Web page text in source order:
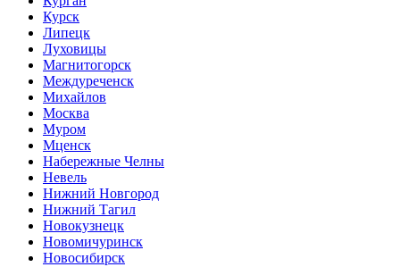
Курск
Липецк
Луховицы
Магнитогорск
Междуреченск
Михайлов
Москва
Муром
Мценск
Набережные Челны
Невель
Нижний Новгород
Нижний Тагил
Новокузнецк
Новомичуринск
Новосибирск